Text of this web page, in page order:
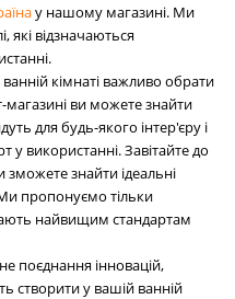
у нашому магазині. Ми
які відзначаються
кімнаті важливо обрати
магазині ви можете знайти
для будь-якого інтер'єру і
використанні. Завітайте до
зможете знайти ідеальні
пропонуємо тільки
найвищим стандартам
поєднання інновацій,
створити у вашій ванній